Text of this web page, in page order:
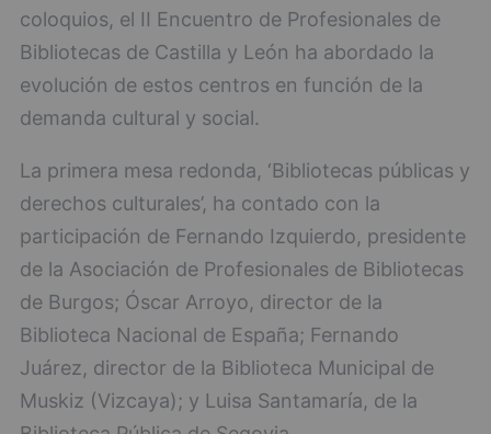
coloquios, el II Encuentro de Profesionales de
Bibliotecas de Castilla y León ha abordado la
evolución de estos centros en función de la
demanda cultural y social.
La primera mesa redonda, ‘Bibliotecas públicas y
derechos culturales’, ha contado con la
participación de Fernando Izquierdo, presidente
de la Asociación de Profesionales de Bibliotecas
de Burgos; Óscar Arroyo, director de la
Biblioteca Nacional de España; Fernando
Juárez, director de la Biblioteca Municipal de
Muskiz (Vizcaya); y Luisa Santamaría, de la